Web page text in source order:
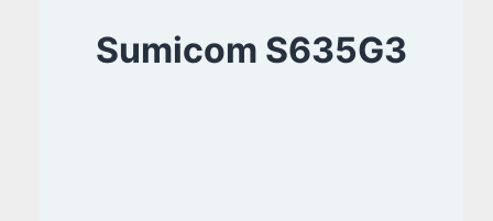
Sumicom S635G3